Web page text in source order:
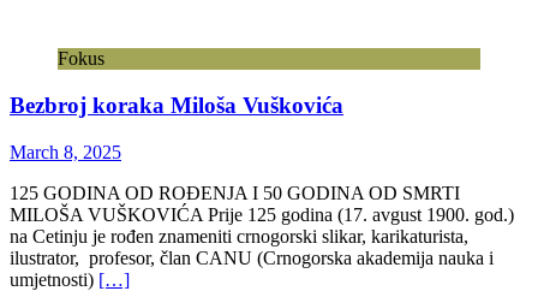
Fokus
Bezbroj koraka Miloša Vuškovića
March 8, 2025
125 GODINA OD ROĐENJA I 50 GODINA OD SMRTI
MILOŠA VUŠKOVIĆA Prije 125 godina (17. avgust 1900. god.)
na Cetinju je rođen znameniti crnogorski slikar, karikaturista,
ilustrator, profesor, član CANU (Crnogorska akademija nauka i
umjetnosti) […]